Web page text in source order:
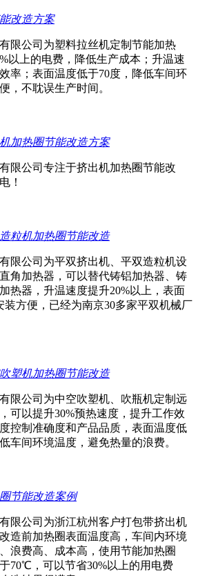
改造方案
限公司为塑料拉丝机定制节能加热
以上的电费，降低生产成本；升温速
率；表面温度低于70度，降低车间环
，不耽误生产时间。
加热圈节能改造方案
限公司专注于挤出机加热圈节能改
！
粒机加热圈节能改造
限公司为平双挤出机、平双造粒机设
角加热器，可以替代铸铝加热器、铸
热器，升温速度提升20%以上，表面
装方便，已经为南京30多家平双机械厂
塑机加热圈节能改造
限公司为中空吹塑机、吹瓶机定制远
可以提升30%预热速度，提升工作效
控制准确度和产品品质，表面温度低
车间环境温度，避免热量的浪费。
节能改造案例
限公司为浙江杭州客户打包带挤出机
造前加热圈表面温度高，车间内环境
浪费高、成本高，使用节能加热圈
70℃，可以节省30%以上的用电费